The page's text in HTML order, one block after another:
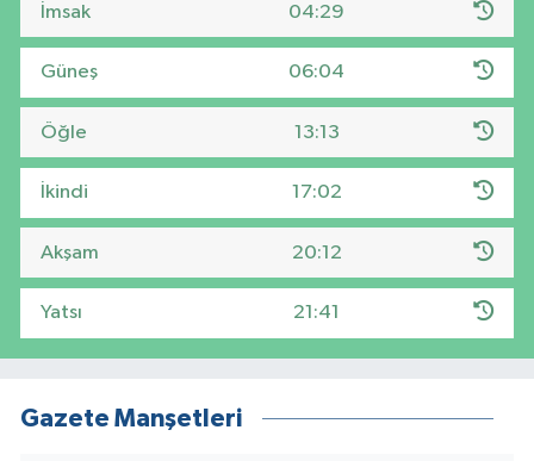
İmsak 04:29
Güneş 06:04
Öğle 13:13
İkindi 17:02
Akşam 20:12
Yatsı 21:41
Gazete Manşetleri